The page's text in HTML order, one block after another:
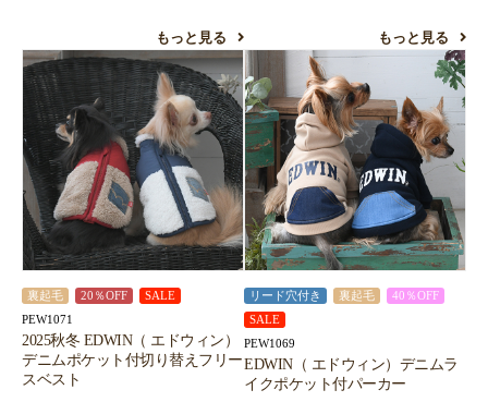
もっと見る もっと見る
裏起毛 20％OFF SALE
PEW1071
2025秋冬 EDWIN（ エドウィン）
デニムポケット付切り替えフリー
スベスト
リード穴付き 裏起毛
40％OFF
SALE
PEW1069
EDWIN（ エドウィン）デニムラ
イクポケット付パーカー